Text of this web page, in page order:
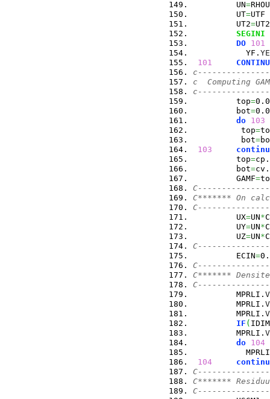
         UN
=
         UT
=UTF
         UT2
=
SEGINI
DO 101
           YF.
101
c  Computing
         top
=
         bot
=
do 103
          top
=
          bot
=
103
         top
=cp.
         bot
=cv.
         GAMF
=
C******* On
         UX
=UN*
         UY
=UN*
         UZ
=UN*
         ECIN
=
C*******
         MPRLI.
         MPRLI.
         MPRLI.
IF (
         MPRLI.
do 104
104
C*******